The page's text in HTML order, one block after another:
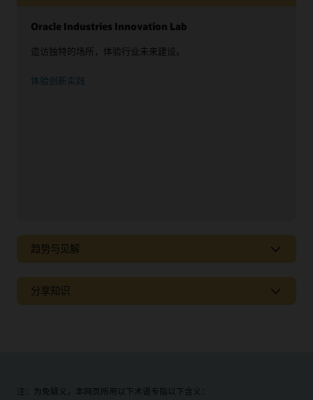
Oracle Industries Innovation Lab
造访独特的场所，体验行业未来建设。
体验创新实践
趋势与见解
使用 Primavera Unifier Essentials 轻松进行资本项目群
管理
分享知识
注：为免疑义，本网页所用以下术语专指以下含义：